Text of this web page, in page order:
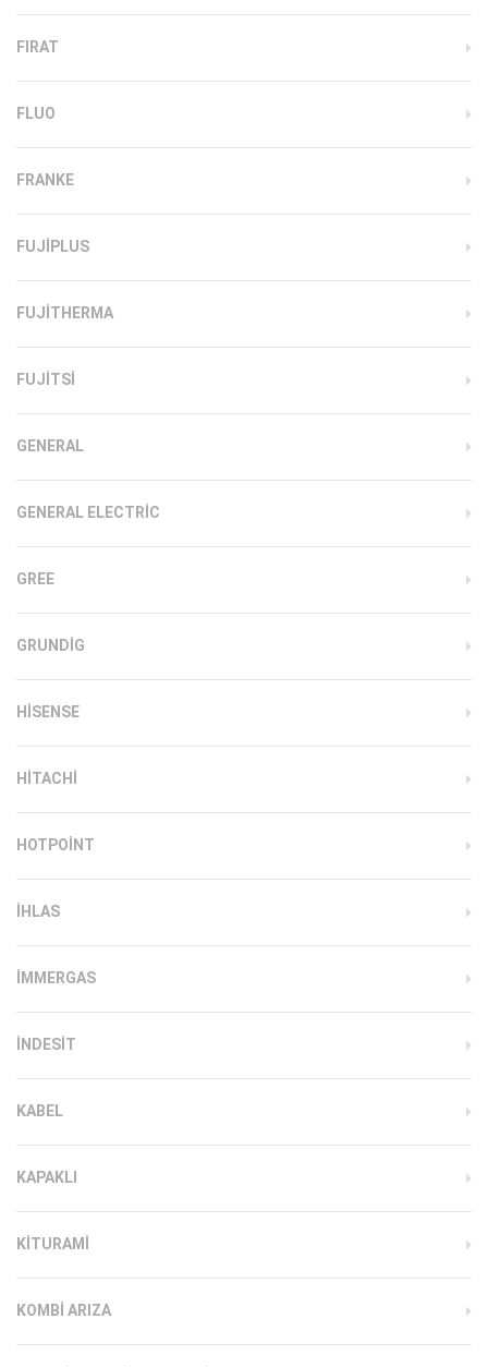
FIRAT
FLUO
FRANKE
FUJIPLUS
FUJITHERMA
FUJITSI
GENERAL
GENERAL ELECTRIC
GREE
GRUNDIG
HISENSE
HITACHI
HOTPOINT
IHLAS
İMMERGAS
INDESIT
KABEL
KAPAKLI
KITURAMI
KOMBI ARIZA